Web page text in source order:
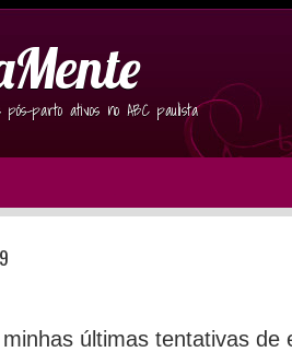
parto ativos no ABC paulista
últimas tentativas de